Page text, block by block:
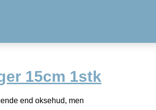
15cm 1stk
end oksehud, men